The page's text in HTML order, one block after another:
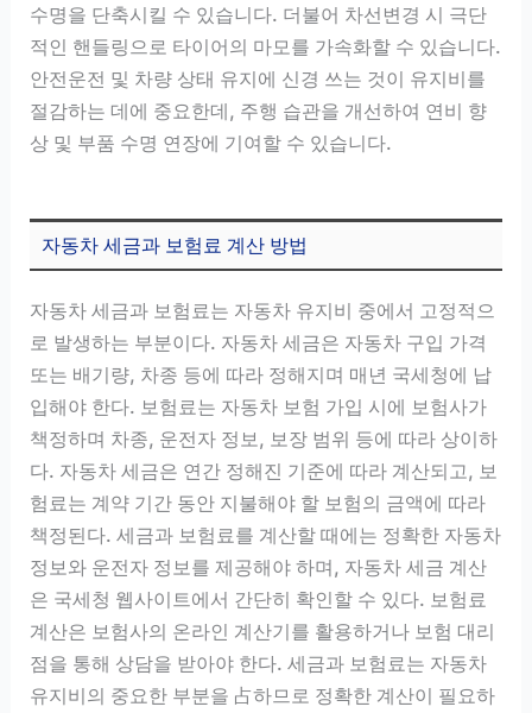
수명을 단축시킬 수 있습니다. 더불어 차선변경 시 극단
적인 핸들링으로 타이어의 마모를 가속화할 수 있습니다.
안전운전 및 차량 상태 유지에 신경 쓰는 것이 유지비를
절감하는 데에 중요한데, 주행 습관을 개선하여 연비 향
상 및 부품 수명 연장에 기여할 수 있습니다.
자동차 세금과 보험료 계산 방법
자동차 세금과 보험료는 자동차 유지비 중에서 고정적으
로 발생하는 부분이다. 자동차 세금은 자동차 구입 가격
또는 배기량, 차종 등에 따라 정해지며 매년 국세청에 납
입해야 한다. 보험료는 자동차 보험 가입 시에 보험사가
책정하며 차종, 운전자 정보, 보장 범위 등에 따라 상이하
다. 자동차 세금은 연간 정해진 기준에 따라 계산되고, 보
험료는 계약 기간 동안 지불해야 할 보험의 금액에 따라
책정된다. 세금과 보험료를 계산할 때에는 정확한 자동차
정보와 운전자 정보를 제공해야 하며, 자동차 세금 계산
은 국세청 웹사이트에서 간단히 확인할 수 있다. 보험료
계산은 보험사의 온라인 계산기를 활용하거나 보험 대리
점을 통해 상담을 받아야 한다. 세금과 보험료는 자동차
유지비의 중요한 부분을 占하므로 정확한 계산이 필요하